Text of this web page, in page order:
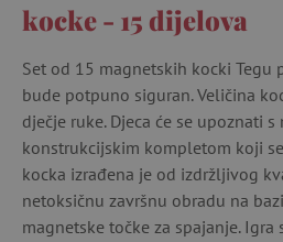
kocke - 15 dijelova
Set od 15 magnetskih kocki Tegu
bude potpuno siguran. Veličina
dječje ruke. Djeca će se upoznati
konstrukcijskim kompletom koji
kocka izrađena je od izdržljivog
netoksičnu završnu obradu na
magnetske točke za spajanje.